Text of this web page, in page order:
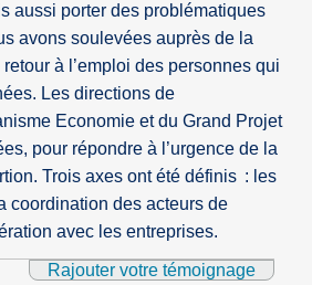
aussi porter des problématiques
avons soulevées auprès de la
à l’emploi des personnes qui
Les directions de
Economie et du Grand Projet
pour répondre à l’urgence de la
Trois axes ont été définis : les
coordination des acteurs de
avec les entreprises.
Rajouter votre témoignage